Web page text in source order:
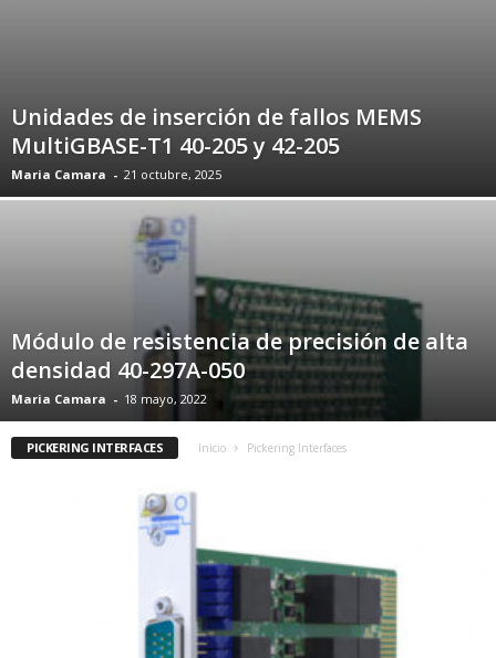
Unidades de inserción de fallos MEMS
MultiGBASE-T1 40-205 y 42-205
Maria Camara - 21 octubre, 2025
Módulo de resistencia de precisión de alta
densidad 40-297A-050
Maria Camara - 18 mayo, 2022
PICKERING INTERFACES Inicio Pickering Interfaces